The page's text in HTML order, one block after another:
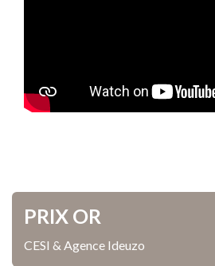
PRIX OR
CESI & Agence Ideuzo